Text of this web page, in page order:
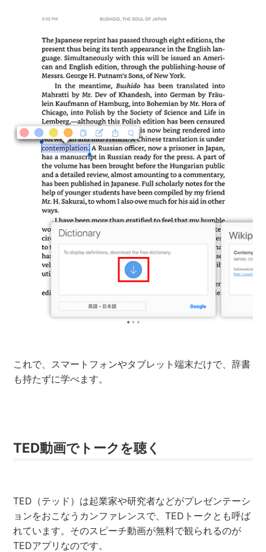
これで、スマートフォンやタブレット端末だけで、辞書
も持たずに学べます。
TED動画でトークを聴く
TED（テッド）は起業家や研究者などがプレゼンテーシ
ョンをおこなうカンファレンスで、TEDトークとも呼ば
れています。そのスピーチ動画が無料で観られるのが
TEDアプリなのです。